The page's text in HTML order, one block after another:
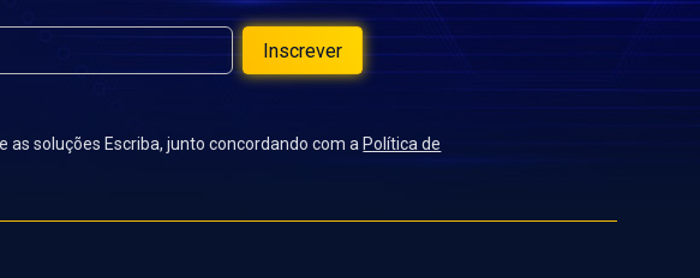
Inscrever
soluções Escriba, junto concordando com a Política de